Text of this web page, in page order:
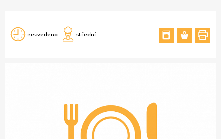
neuvedeno střední